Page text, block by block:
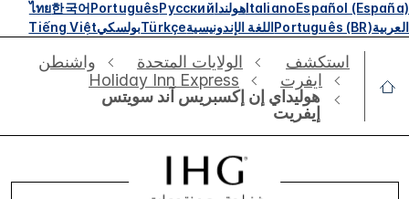
Español (España)
ItalianoهولنداРусский
Português
한국어
ไทย
العربيةPortuguês (BR)اللغة الإندونيسيةTürkçeبولسكيTiếng Việt
استكشف الولايات المتحدة
واشنطن
ايفرت
Holiday Inn Express
هوليداي إن إكسبريس آند سويتس
إيفريت